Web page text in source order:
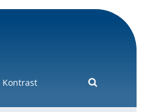
Kontrast